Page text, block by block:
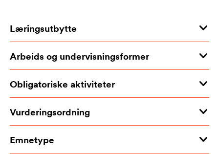
Læringsutbytte
Arbeids og undervisningsformer
Obligatoriske aktiviteter
Vurderingsordning
Emnetype